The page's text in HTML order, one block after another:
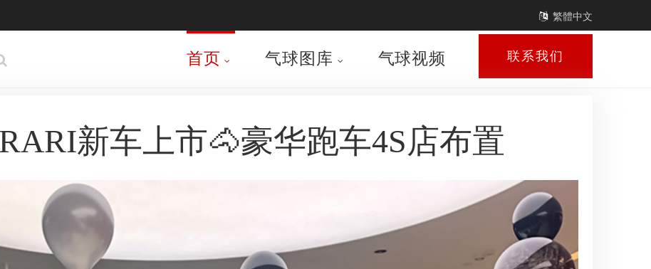
繁體中文
联系我们
首页 气球图库 气球视频
新车上市🐴豪华跑车4S店布置